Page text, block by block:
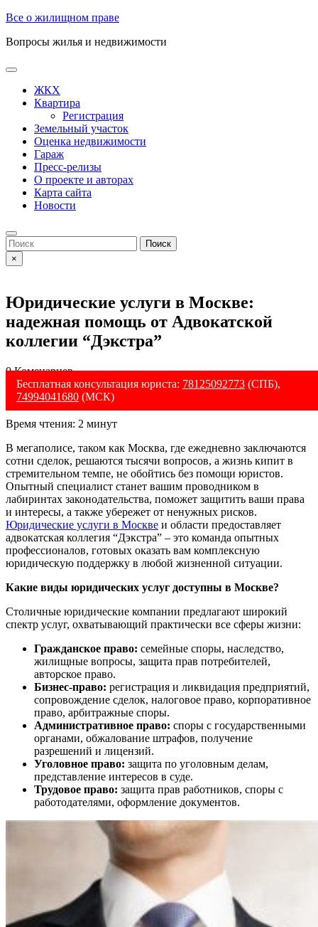
Skip
content
Все о жилищном праве
Вопросы жилья и недвижимости
Open
ButtonЖКХ
Квартира
Регистрация
Земельный участок
Оценка недвижимости
Гараж
Пресс-релизы
О проекте и авторах
Карта сайта
Новости
Close
Button
Search
for:
×
Юридические услуги в Москве:
надежная помощь от Адвокатской
коллегии “Дэкстра”
0 Коменариев
Бесплатная консультация юриста: 78125092773 (СПБ),
74994041680 (МСК)
Время чтения: 2 минут
В мегаполисе, таком как Москва, где ежедневно заключаются
сотни сделок, решаются тысячи вопросов, а жизнь кипит в
стремительном темпе, не обойтись без помощи юристов.
Опытный специалист станет вашим проводником в
лабиринтах законодательства, поможет защитить ваши права
и интересы, а также убережет от ненужных рисков.
Юридические услуги в Москве и области предоставляет
адвокатская коллегия “Дэкстра” – это команда опытных
профессионалов, готовых оказать вам комплексную
юридическую поддержку в любой жизненной ситуации.
Какие виды юридических услуг доступны в Москве?
Столичные юридические компании предлагают широкий
спектр услуг, охватывающий практически все сферы жизни:
Гражданское право: семейные споры, наследство,
жилищные вопросы, защита прав потребителей,
авторское право.
Бизнес-право: регистрация и ликвидация предприятий,
сопровождение сделок, налоговое право, корпоративное
право, арбитражные споры.
Административное право: споры с государственными
органами, обжалование штрафов, получение
разрешений и лицензий.
Уголовное право: защита по уголовным делам,
представление интересов в суде.
Трудовое право: защита прав работников, споры с
работодателями, оформление документов.